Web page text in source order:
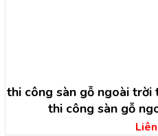
thi công sàn gỗ ngoài trời
thi công sàn gỗ